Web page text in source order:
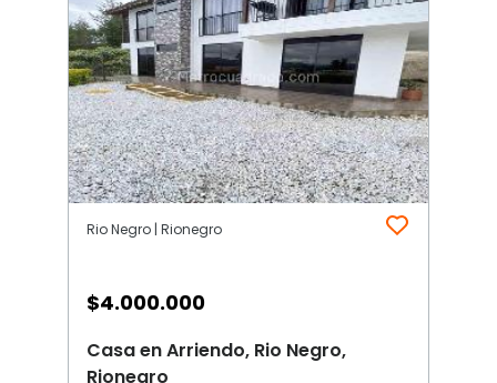
Rio Negro | Rionegro
$4.000.000
Casa en Arriendo, Rio Negro,
Rionegro